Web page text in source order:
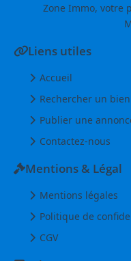
Zone Immo, votre
Liens utiles
Accueil
Rechercher un bien
Publier une
Contactez-nous
Mentions & Légal
Mentions légales
Politique de
CGV